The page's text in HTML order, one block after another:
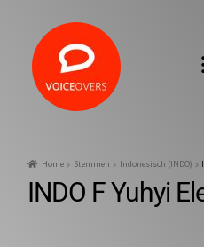
Home Stemmen Indonesisch (INDO)
INDO F Yuhyi